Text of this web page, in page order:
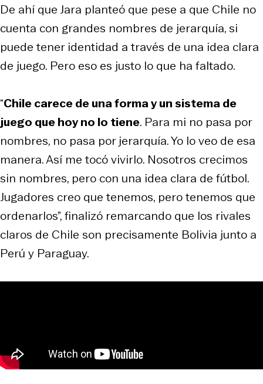
De ahí que Jara planteó que pese a que Chile no
cuenta con grandes nombres de jerarquía, si
puede tener identidad a través de una idea clara
de juego. Pero eso es justo lo que ha faltado.
“Chile carece de una forma y un sistema de
juego que hoy no lo tiene. Para mi no pasa por
nombres, no pasa por jerarquía. Yo lo veo de esa
manera. Así me tocó vivirlo. Nosotros crecimos
sin nombres, pero con una idea clara de fútbol.
Jugadores creo que tenemos, pero tenemos que
ordenarlos”, finalizó remarcando que los rivales
claros de Chile son precisamente Bolivia junto a
Perú y Paraguay.